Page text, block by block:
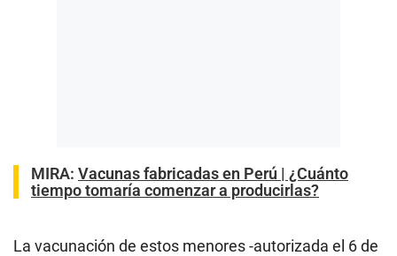
MIRA: Vacunas fabricadas en Perú | ¿Cuánto
tiempo tomaría comenzar a producirlas?
La vacunación de estos menores -autorizada el 6 de